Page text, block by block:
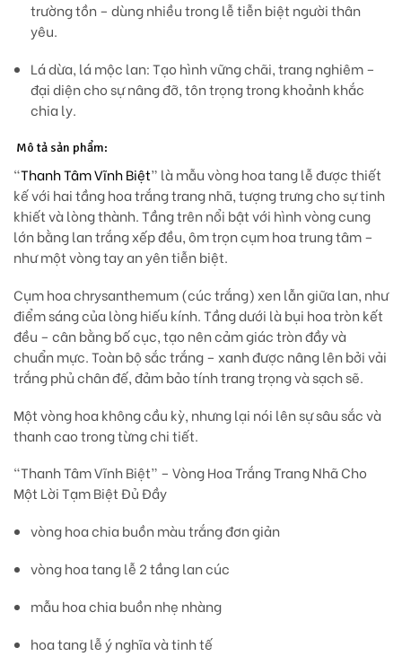
trường tồn – dùng nhiều trong lễ tiễn biệt người thân
yêu.
Lá dừa, lá mộc lan:Tạo hình vững chãi, trang nghiêm –
đại diện cho sự nâng đỡ, tôn trọng trong khoảnh khắc
chia ly.
Mô tả sản phẩm:
“Thanh Tâm Vĩnh Biệt” là mẫu vòng hoa tang lễ được thiết
kế với hai tầng hoa trắng trang nhã, tượng trưng cho sự tinh
khiết và lòng thành. Tầng trên nổi bật với hình vòng cung
lớn bằng lan trắng xếp đều, ôm trọn cụm hoa trung tâm –
như mộtvòng tay an yên tiễn biệt.
Cụm hoachrysanthemum (cúc trắng)xen lẫn giữa lan, như
điểm sáng của lòng hiếu kính. Tầng dưới là bụi hoa tròn kết
đều – cân bằng bố cục, tạo nên cảm giác tròn đầy và
chuẩn mực. Toàn bộ sắc trắng – xanh được nâng lên bởi vải
trắng phủ chân đế, đảm bảo tính trang trọng và sạch sẽ.
Một vòng hoa không cầu kỳ, nhưng lại nói lên sự sâu sắc và
thanh cao trong từng chi tiết.
“Thanh Tâm Vĩnh Biệt” – Vòng Hoa Trắng Trang Nhã Cho
Một Lời Tạm Biệt Đủ Đầy
vòng hoa chia buồn màu trắng đơn giản
vòng hoa tang lễ 2 tầng lan cúc
mẫu hoa chia buồn nhẹ nhàng
hoa tang lễ ý nghĩa và tinh tế